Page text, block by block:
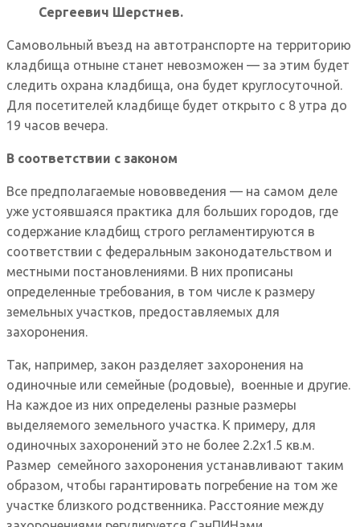
Сергеевич Шерстнев.
Самовольный въезд на автотранспорте на территорию
кладбища отныне станет невозможен — за этим будет
следить охрана кладбища, она будет круглосуточной.
Для посетителей кладбище будет открыто с 8 утра до
19 часов вечера.
В соответствии с законом
Все предполагаемые нововведения — на самом деле
уже устоявшаяся практика для больших городов, где
содержание кладбищ строго регламентируются в
соответствии с федеральным законодательством и
местными постановлениями. В них прописаны
определенные требования, в том числе к размеру
земельных участков, предоставляемых для
захоронения.
Так, например, закон разделяет захоронения на
одиночные или семейные (родовые), военные и другие.
На каждое из них определены разные размеры
выделяемого земельного участка. К примеру, для
одиночных захоронений это не более 2.2х1.5 кв.м.
Размер семейного захоронения устанавливают таким
образом, чтобы гарантировать погребение на том же
участке близкого родственника. Расстояние между